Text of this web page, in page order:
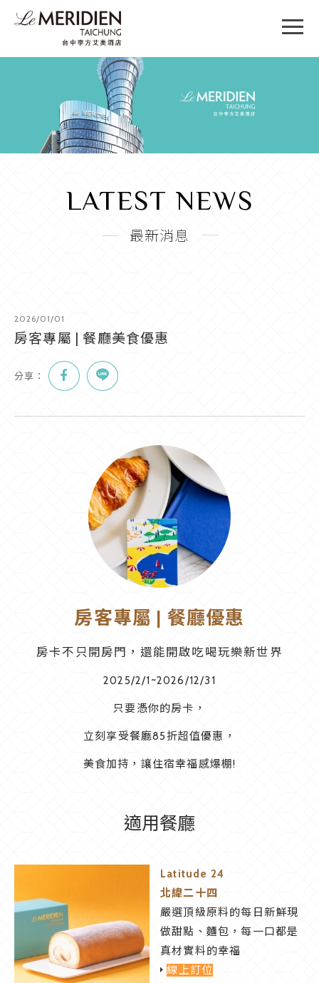
LATEST NEWS
最新消息
2026/01/01
房客專屬 | 餐廳美食優惠
分享：
房客專屬 | 餐廳優惠
房卡不只開房門，還能開啟吃喝玩樂新世界
2025/2/1~2026/12/31
只要憑你的房卡，
立刻享受餐廳85折超值優惠，
美食加持，讓住宿幸福感爆棚!
適用餐廳
Latitude 24
北緯二十四
嚴選頂級原料的每日新鮮現
做甜點、麵包，每一口都是
真材實料的幸福
線上訂位